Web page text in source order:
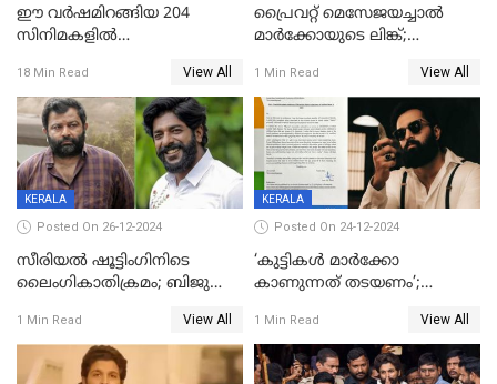
ഈ വർഷമിറങ്ങിയ 204
സിനിമകളിൽ
ചിത്രങ്ങൾ; 2024ൽ സിനിമാ
വ്യവസായത്തിന് നഷ്ടം 700
കോടി; അഭിനേതാക്കൾ
പ്രതിഫലം കുറയ്ക്കണമെന്നും
നിർമാതാക്കളുടെ സംഘടന
18 Min Read View All
പ്രൈവറ്റ് മെസേജയച്ചാല്‍
മാർക്കോയുടെ ലിങ്ക്;
സ്വദേശി അറസ്റ്റില്‍
1 Min Read View All
KERALA
Posted On 26-12-2024
സീരിയല്‍ ഷൂട്ടിംഗിനിടെ
ലൈംഗികാതിക്രമം; ബിജു
ശ്രീകുമാറിനുമെതിരെ കേസ്
1 Min Read View All
KERALA
Posted On 24-12-2024
‘കുട്ടികൾ മാർക്കോ
കാണുന്നത് തടയണം’;
മാതാപിതാക്കൾക്കൊപ്പം
കുട്ടികളുമെത്തുന്നു;
മുഖ്യമന്ത്രിക്ക് പരാതി നൽകി
1 Min Read View All